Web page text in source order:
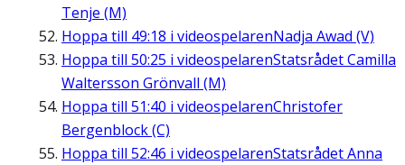
Tenje (M)
Hoppa till 49:18 i videospelarenNadja Awad (V)
Hoppa till 50:25 i videospelarenStatsrådet Camilla
Waltersson Grönvall (M)
Hoppa till 51:40 i videospelarenChristofer
Bergenblock (C)
Hoppa till 52:46 i videospelarenStatsrådet Anna